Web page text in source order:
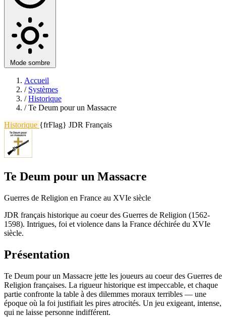
Mode sombre
Accueil
/ Systèmes
/ Historique
/ Te Deum pour un Massacre
Historique {frFlag} JDR Français
Te Deum pour un Massacre
Guerres de Religion en France au XVIe siècle
JDR français historique au coeur des Guerres de Religion (1562-
1598). Intrigues, foi et violence dans la France déchirée du XVIe
siècle.
Présentation
Te Deum pour un Massacre jette les joueurs au coeur des Guerres de
Religion françaises. La rigueur historique est impeccable, et chaque
partie confronte la table à des dilemmes moraux terribles — une
époque où la foi justifiait les pires atrocités. Un jeu exigeant, intense,
qui ne laisse personne indifférent.